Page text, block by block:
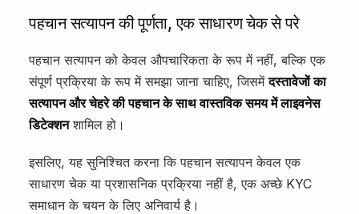
पहचान सत्यापन की पूर्णता, एक साधारण चेक से परे
पहचान सत्यापन को केवल औपचारिकता के रूप में नहीं, बल्कि एक
संपूर्ण प्रक्रिया के रूप में समझा जाना चाहिए, जिसमेंदस्तावेजों का
सत्यापन और चेहरे की पहचान के साथ वास्तविक समय में लाइवनेस
डिटेक्शनशामिल हो।
इसलिए, यह सुनिश्चित करना कि पहचान सत्यापन केवल एक
साधारण चेक या प्रशासनिक प्रक्रिया नहीं है, एक अच्छे KYC
समाधान के चयन के लिए अनिवार्य है।